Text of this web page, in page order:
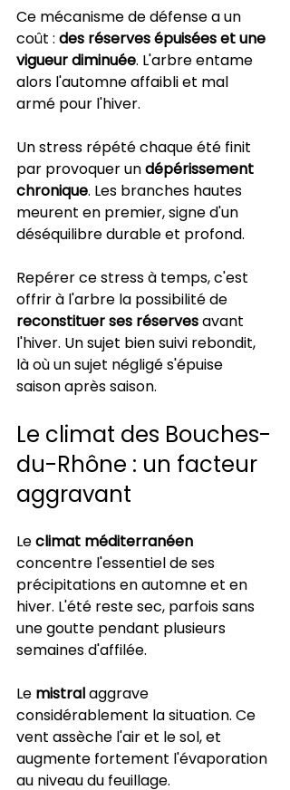
Ce mécanisme de défense a un
coût : des réserves épuisées et une
vigueur diminuée. L'arbre entame
alors l'automne affaibli et mal
armé pour l'hiver.
Un stress répété chaque été finit
par provoquer un dépérissement
chronique. Les branches hautes
meurent en premier, signe d'un
déséquilibre durable et profond.
Repérer ce stress à temps, c'est
offrir à l'arbre la possibilité de
reconstituer ses réserves avant
l'hiver. Un sujet bien suivi rebondit,
là où un sujet négligé s'épuise
saison après saison.
Le climat des Bouches-
du-Rhône : un facteur
aggravant
Le climat méditerranéen
concentre l'essentiel de ses
précipitations en automne et en
hiver. L'été reste sec, parfois sans
une goutte pendant plusieurs
semaines d'affilée.
Le mistral aggrave
considérablement la situation. Ce
vent assèche l'air et le sol, et
augmente fortement l'évaporation
au niveau du feuillage.